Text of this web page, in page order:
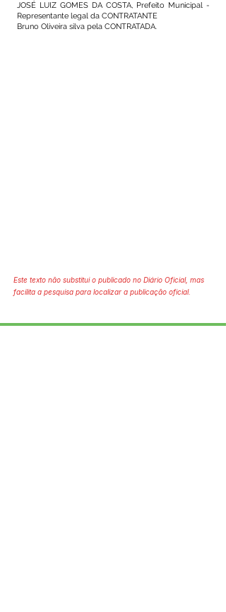
JOSÉ LUIZ GOMES DA COSTA, Prefeito Municipal -
Representante legal da CONTRATANTE
Bruno Oliveira silva pela CONTRATADA.
Este texto não substitui o publicado no Diário Oficial, mas
facilita a pesquisa para localizar a publicação oficial.